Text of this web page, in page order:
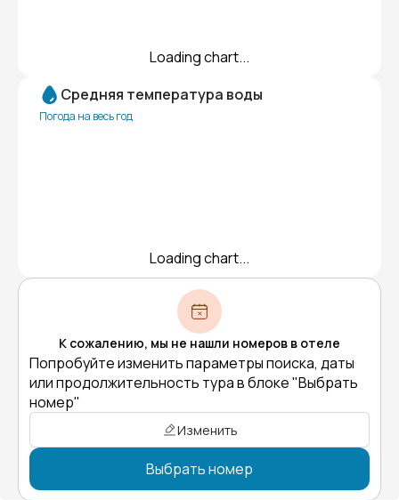
Loading chart...
Средняя температура воды
Погода на весь год
Loading chart...
К сожалению, мы не нашли номеров в отеле
Попробуйте изменить параметры поиска, даты
или продолжительность тура в блоке "Выбрать
номер"
Изменить
Выбрать номер